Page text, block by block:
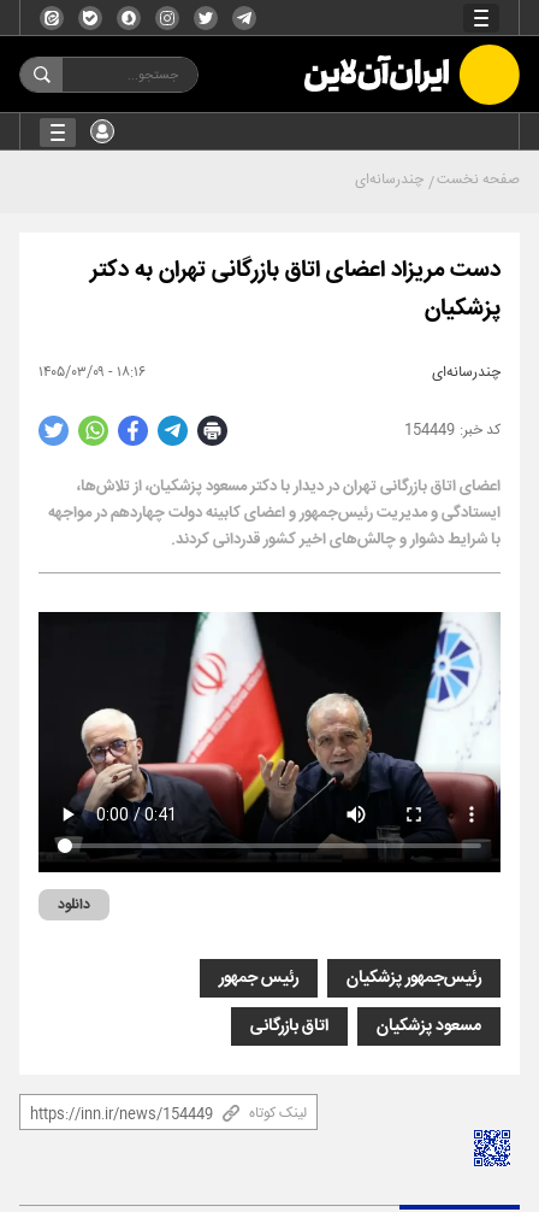
صفحه نخست چندرسانه‌ای
دست مریزاد اعضای اتاق بازرگانی تهران به دکتر
پزشکیان
چندرسانه‌ای ۱۸:۱۶ - ۱۴۰۵/۰۳/۰۹
154449
اعضای اتاق بازرگانی تهران در دیدار با دکتر مسعود پزشکیان، از تلاش‌ها،
ایستادگی و مدیریت رئیس‌جمهور و اعضای کابینه دولت چهاردهم در مواجهه
با شرایط دشوار و چالش‌های اخیر کشور قدردانی کردند.
دانلود
رئیس‌جمهور پزشکیان
رئیس جمهور
مسعود پزشکیان
اتاق بازرگانی
لینک کوتاه